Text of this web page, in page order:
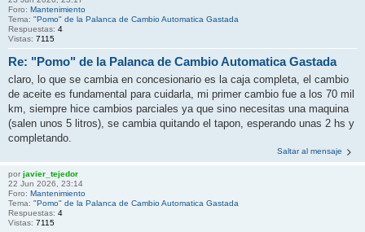
Foro: Mantenimiento
Tema: "Pomo" de la Palanca de Cambio Automatica Gastada
Respuestas: 4
Vistas: 7115
Re: "Pomo" de la Palanca de Cambio Automatica Gastada
claro, lo que se cambia en concesionario es la caja completa, el cambio
de aceite es fundamental para cuidarla, mi primer cambio fue a los 70 mil
km, siempre hice cambios parciales ya que sino necesitas una maquina
(salen unos 5 litros), se cambia quitando el tapon, esperando unas 2 hs y
completando.
Saltar al mensaje
por javier_tejedor
22 Jun 2026, 23:14
Foro: Mantenimiento
Tema: "Pomo" de la Palanca de Cambio Automatica Gastada
Respuestas: 4
Vistas: 7115